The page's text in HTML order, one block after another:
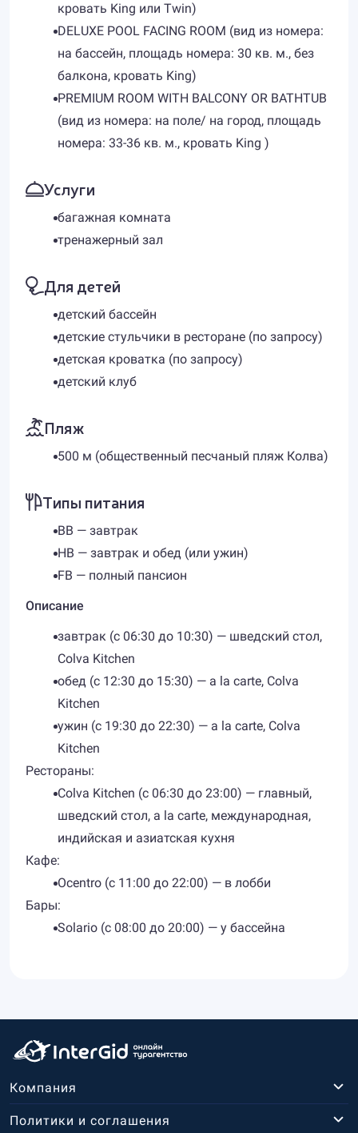
кровать King или Twin)
DELUXE POOL FACING ROOM (вид из номера:
на бассейн, площадь номера: 30 кв. м., без
балкона, кровать King)
PREMIUM ROOM WITH BALCONY OR BATHTUB
(вид из номера: на поле/ на город, площадь
номера: 33-36 кв. м., кровать King )
Услуги
багажная комната
тренажерный зал
Для детей
детский бассейн
детские стульчики в ресторане (по запросу)
детская кроватка (по запросу)
детский клуб
Пляж
​500 м (общественный песчаный пляж Колва)
Типы питания
BB — завтрак
HB — завтрак и обед (или ужин)
FB — полный пансион
Описание
​завтрак (с 06:30 до 10:30) — шведский стол,
Colva Kitchen
обед (с 12:30 до 15:30) — а la carte, Colva
Kitchen
ужин (с 19:30 до 22:30) — а la carte, Colva
Kitchen
Рестораны:
Colva Kitchen (с 06:30 до 23:00) — главный,
шведский стол, a la carte, международная,
индийская и азиатская кухня
Кафе:
​Ocentro (с 11:00 до 22:00) — в лобби
Бары:
​Solario (с 08:00 до 20:00) — у бассейна
Компания
Политики и соглашения